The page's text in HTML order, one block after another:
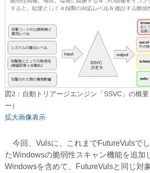
図2：自動トリアージエンジン「SSVC」の概
ー）
拡大画像表示
今回、Vulsに、これまでFutureVulsで
たWindowsの脆弱性スキャン機能を追加
Windowsを含めて、FutureVulsと同じ対